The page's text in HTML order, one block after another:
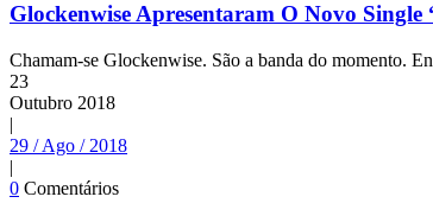
Glockenwise Apresentaram O Novo Single
Chamam-se Glockenwise. São a banda do momento.
23
Outubro 2018
|
29 / Ago / 2018
|
0 Comentários